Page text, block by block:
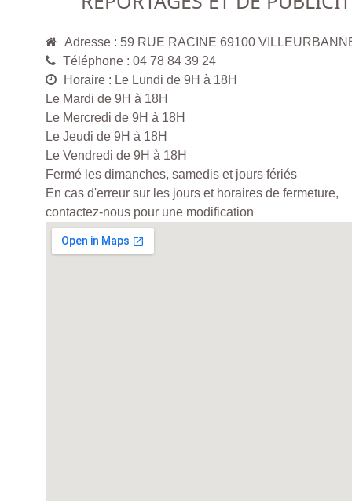
Adresse : 59 RUE RACINE 69100
Téléphone : 04 78 84 39 24
Horaire : Le Lundi de 9H à 18H
Le Mardi de 9H à 18H
Le Mercredi de 9H à 18H
Le Jeudi de 9H à 18H
Le Vendredi de 9H à 18H
Fermé les dimanches, samedis et jours fériés
En cas d'erreur sur les jours et horaires de fermeture,
contactez-nous pour une modification